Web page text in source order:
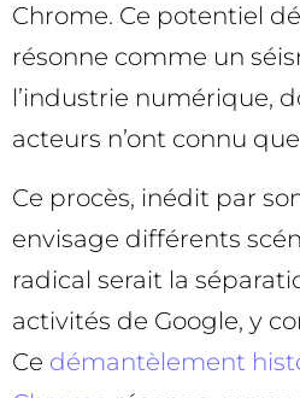
Chrome. Ce potentiel
résonne comme un
l’industrie numérique,
acteurs n’ont connu
Ce procès, inédit par
envisage différents
radical serait la
activités de Google, y
Ce démantèlement